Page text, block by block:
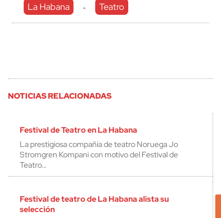
La Habana - Teatro
NOTICIAS RELACIONADAS
Festival de Teatro en La Habana
La prestigiosa compañía de teatro Noruega Jo
Stromgren Kompani con motivo del Festival de
Teatro…
Festival de teatro de La Habana alista su
selección